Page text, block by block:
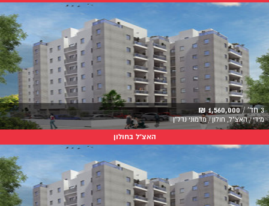
3 חד' / 1,560,000 ₪
מידי / האצ"ל, חולון / מדמוני נדל"ן
האצ"ל בחולון